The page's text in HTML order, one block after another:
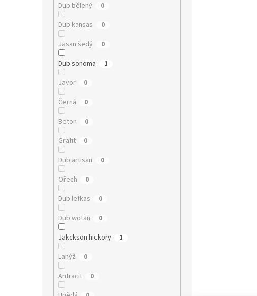
Dub bělený 0
Dub kansas 0
Jasan šedý 0
Dub sonoma 1
Javor 0
Černá 0
Beton 0
Grafit 0
Dub artisan 0
Ořech 0
Dub lefkas 0
Dub wotan 0
Jakckson hickory 1
Lanýž 0
Antracit 0